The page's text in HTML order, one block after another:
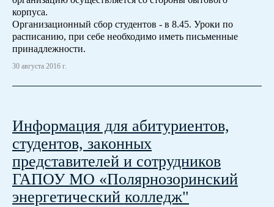
корпуса.
Организационный сбор студентов - в 8.45. Уроки по
расписанию, при себе необходимо иметь письменные
принадлежности.
30 августа 2016 г.
Информация для абитуриентов,
студентов, законных
представителей и сотрудников
ГАПОУ МО «Полярнозоринский
энергетический колледж"